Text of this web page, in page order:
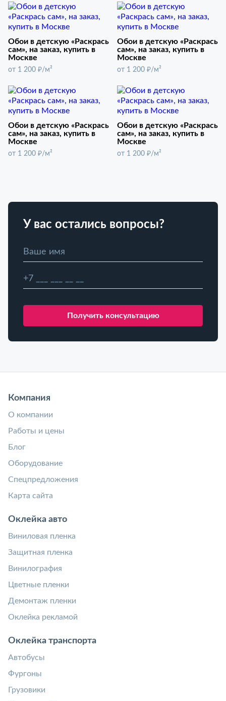
Обои в детскую «Раскрась
сам», на заказ, купить в
Москве
от 1 200 ₽/м²
Обои в детскую «Раскрась
сам», на заказ, купить в
Москве
от 1 200 ₽/м²
Обои в детскую «Раскрась
сам», на заказ, купить в
Москве
от 1 200 ₽/м²
Обои в детскую «Раскрась
сам», на заказ, купить в
Москве
от 1 200 ₽/м²
У вас остались вопросы?
Компания
О компании
Работы и цены
Блог
Оборудование
Спецпредложения
Карта сайта
Оклейка авто
Виниловая пленка
Защитная пленка
Винилография
Цветные пленки
Демонтаж пленки
Оклейка рекламой
Оклейка транспорта
Автобусы
Фургоны
Грузовики